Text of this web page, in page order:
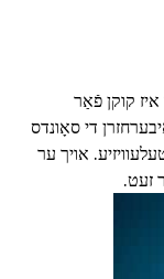
קוקן פֿאַר
די סאָונדס
אויך ער
זעט.